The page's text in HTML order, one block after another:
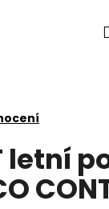
letní